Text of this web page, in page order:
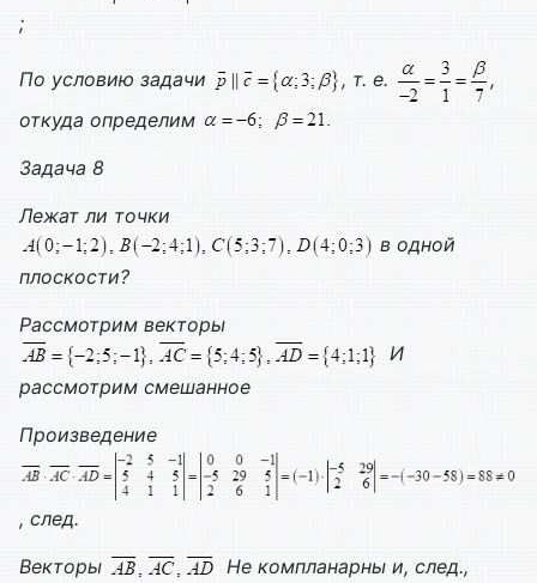
;
По условию задачи , т. е.
,
откуда определим
Задача 8
Лежат ли точки
в одной
плоскости?
Рассмотрим векторы
И
рассмотрим смешанное
Произведение
, след.
Векторы
Не компланарны и, след.,